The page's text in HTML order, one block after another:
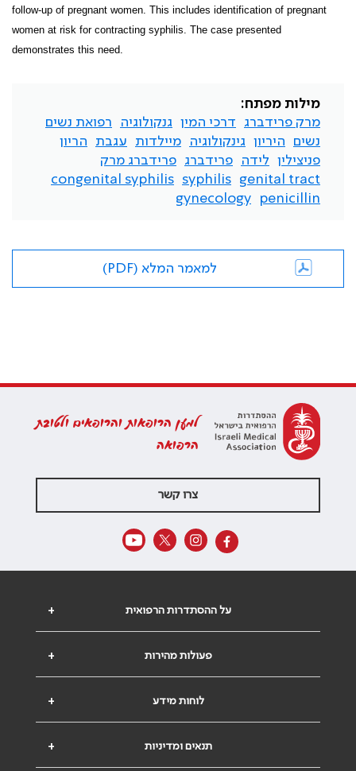
follow-up of pregnant women. This includes identification of pregnant
women at risk for contracting syphilis. The case presented
demonstrates this need.
מילות מפתח:
מרק פרידברג
דרכי המין גנקולוגיה
רפואת נשים
נשים
היריון גינקולוגיה מיילדות עגבת
הריון
פניצילין
לידה פרידברג
פרידברג מרק
genital tract
syphilis
congenital syphilis
penicillin
gynecology
למאמר המלא (PDF)
למען הרופאות והרופאים ולטובת
הרפואה
צרו קשר
+ על ההסתדרות הרפואית
+ פעולות מהירות
+ לוחות מידע
+ תנאים ומדיניות